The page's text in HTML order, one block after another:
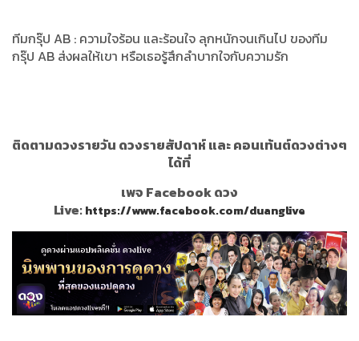
ทีมกรุ๊ป AB : ความใจร้อน และร้อนใจ ลุกหนักจนเกินไป ของทีม
กรุ๊ป AB ส่งผลให้เขา หรือเธอรู้สึกลำบากใจกับความรัก
ติดตามดวงรายวัน ดวงรายสัปดาห์ และ คอนเท้นต์ดวงต่างๆ
ได้ที่
เพจ Facebook ดวง
Live:https://www.facebook.com/duanglive